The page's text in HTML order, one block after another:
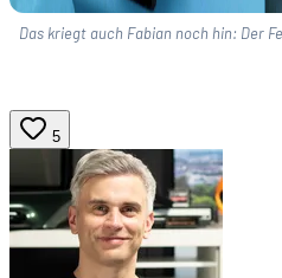
Das kriegt auch Fabian noch hin: Der
5